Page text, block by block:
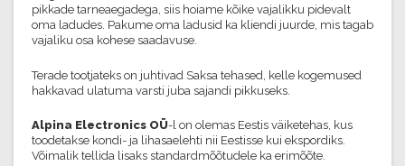
pikkade tarneaegadega, siis hoiame kõike vajalikku pidevalt
oma ladudes. Pakume oma ladusid ka kliendi juurde, mis tagab
vajaliku osa kohese saadavuse.
Terade tootjateks on juhtivad Saksa tehased, kelle kogemused
hakkavad ulatuma varsti juba sajandi pikkuseks.
Alpina Electronics OÜ-l on olemas Eestis väiketehas, kus
toodetakse kondi- ja lihasaelehti nii Eestisse kui ekspordiks.
Võimalik tellida lisaks standardmõõtudele ka erimõõte.